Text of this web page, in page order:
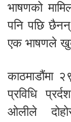
भाषणको
पनि पछि
एक भाषणले खुबै
काठमाडौंमा
प्रविधि
ओलीले